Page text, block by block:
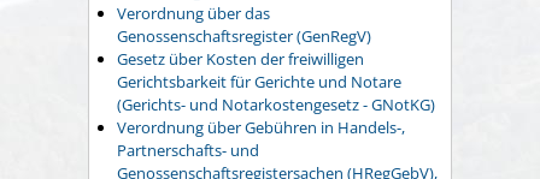
Verordnung über das
Genossenschaftsregister (GenRegV)
Gesetz über Kosten der freiwilligen
Gerichtsbarkeit für Gerichte und Notare
(Gerichts- und Notarkostengesetz - GNotKG)
Verordnung über Gebühren in Handels-,
Partnerschafts- und
Genossenschaftsregistersachen (HRegGebV),